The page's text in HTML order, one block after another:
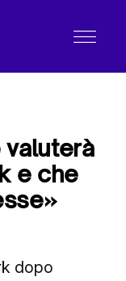
e che
dopo